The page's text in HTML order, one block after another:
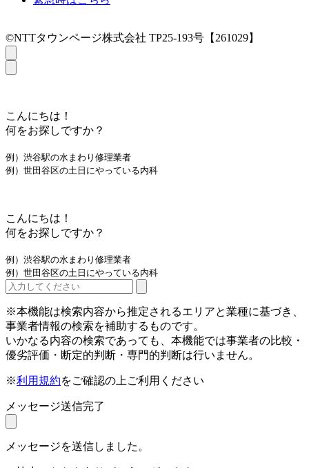
©NTTタウンページ株式会社 TP25-193号【261029】
こんにちは！
何をお探しですか？
例）渋谷駅の水まわり修理業者
例）世田谷区の土日にやっている内科
こんにちは！
何をお探しですか？
例）渋谷駅の水まわり修理業者
例）世田谷区の土日にやっている内科
※本機能は検索内容から推定されるエリアと業種に基づき、
事業者情報の検索を補助するものです。
いかなる内容の検索であっても、本機能では事業者の比較・
優劣評価・断定的判断・専門的判断は行いません。
※利用規約をご確認の上ご利用ください
メッセージ送信完了
メッセージを送信しました。